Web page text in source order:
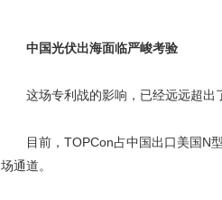
中国光伏出海面临严峻考验
这场专利战的影响，已经远远超出
目前，TOPCon占中国出口美国N
场通道。